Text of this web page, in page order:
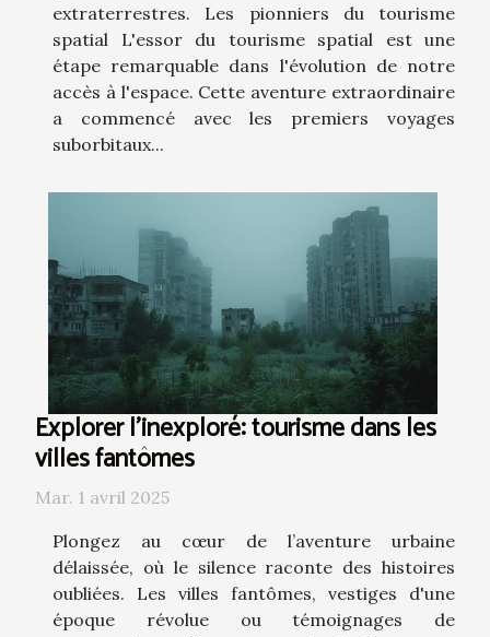
extraterrestres. Les pionniers du tourisme
spatial L'essor du tourisme spatial est une
étape remarquable dans l'évolution de notre
accès à l'espace. Cette aventure extraordinaire
a commencé avec les premiers voyages
suborbitaux...
Explorer l'inexploré: tourisme dans les
villes fantômes
Mar. 1 avril 2025
Plongez au cœur de l’aventure urbaine
délaissée, où le silence raconte des histoires
oubliées. Les villes fantômes, vestiges d'une
époque révolue ou témoignages de